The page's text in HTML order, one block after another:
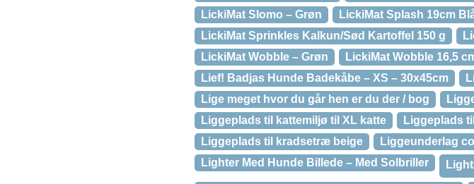
LickiMat Slomo – Grøn
LickiMat Splash 19cm
LickiMat Sprinkles Kalkun/Sød Kartoffel 150 g
LickiMat Wobble – Grøn
LickiMat Wobble 16,5
Lief! Badjas Hunde Badekåbe – XS – 30x45cm
Lige meget hvor du går hen er du der / bog
Liggeplads til kattemiljø til XL katte
Liggeplads
Liggeplads til kradsetræ beige
Liggeunderlag
Lighter Med Hunde Billede – Med Solbriller